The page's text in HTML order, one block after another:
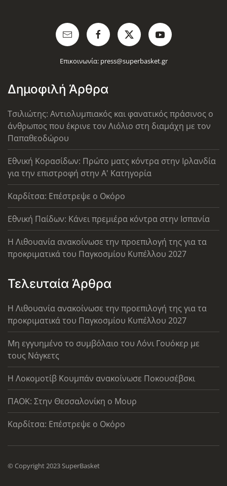
Επικοινωνία: press@superbasket.gr
Δημοφιλή Άρθρα
Τσιλιώτης: Αντιολυμπιακός και φανατικός πράσινος ο
άνθρωπος που έκρινε τον Λιόλιο στη διαμάχη με τον
Παπαθεοδώρου
Εθνική Κορασίδων: Πρώτο ματς κόντρα στην Ιρλανδία
για την επιστροφή στην Α' Κατηγορία
Καρδίτσα: Επέστρεψε ο Οκόρο
Εθνική Παίδων: Κάνει πρεμιέρα κόντρα στην Ισπανία
Η Λιθουανία ανακοίνωσε την προεπιλογή της για τα
προκριματικά του Παγκοσμίου Κυπέλλου 2027
Τελευταία Άρθρα
Η Λιθουανία ανακοίνωσε την προεπιλογή της για τα
προκριματικά του Παγκοσμίου Κυπέλλου 2027
Μη εγγυημένο το συμβόλαιο του Λόνι Γουόκερ με
τους Νάγκετς
Η Λοκομοτίβ Κουμπάν ανακοίνωσε Ποκουσέβσκι
ΠΑΟΚ: Στην Θεσσαλονίκη ο Μουρ
Καρδίτσα: Επέστρεψε ο Οκόρο
© Copyright 2023 SuperBasket